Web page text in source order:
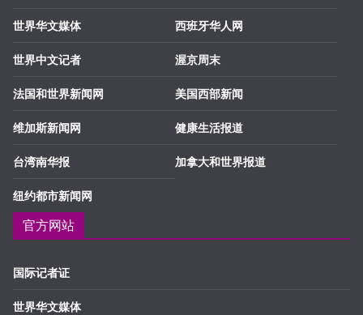
世界华文媒体
世界中文记者
法国和世界新闻网
维加斯新闻网
台湾南华报
纽约都市新闻网
西班牙华人网
渥京周末
美国西部新闻
健康生活报道
加拿大和世界报道
官方网站
国际记者证
世界华文媒体